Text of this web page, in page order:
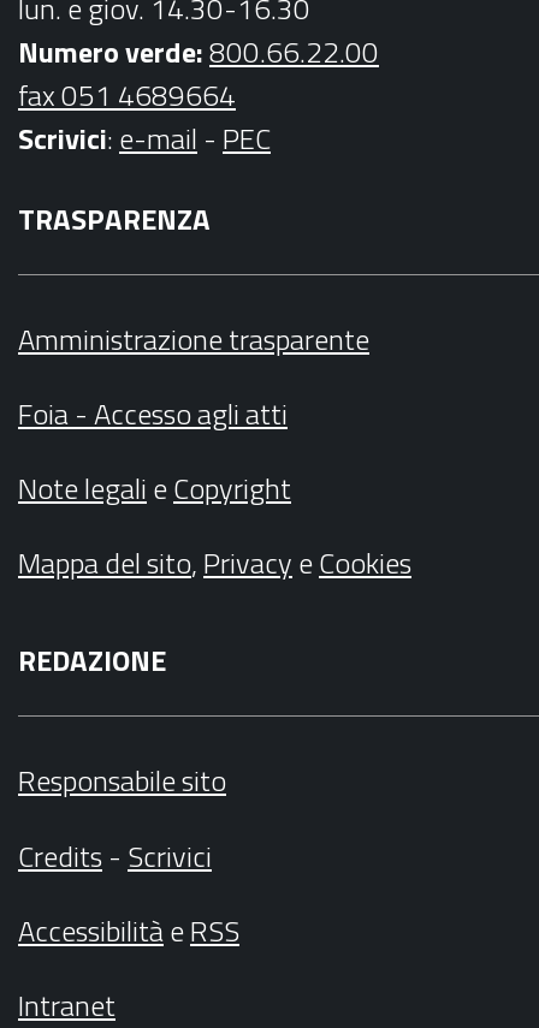
lun. e giov. 14.30-16.30
Numero verde:800.66.22.00
fax 051 4689664
Scrivici:e-mail - PEC
TRASPARENZA
Amministrazione trasparente
Foia - Accesso agli atti
Note legalieCopyright
Mappa del sito,PrivacyeCookies
REDAZIONE
Responsabile sito
Credits- Scrivici
AccessibilitàeRSS
Intranet